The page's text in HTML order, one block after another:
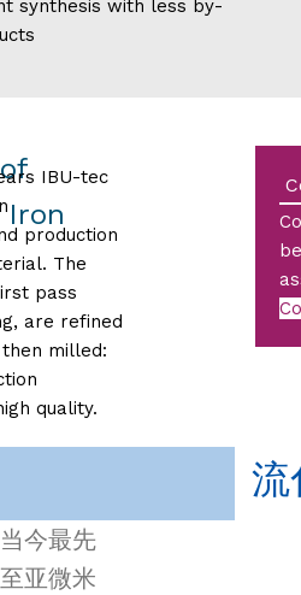
synthesis with less by-
IBU-tec
production
The
pass
are refined
milled:
quality.
流
今最先
亚微米